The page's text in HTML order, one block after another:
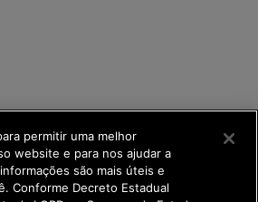
permitir uma melhor
website e para nos ajudar a
são mais úteis e
Conforme Decreto Estadual